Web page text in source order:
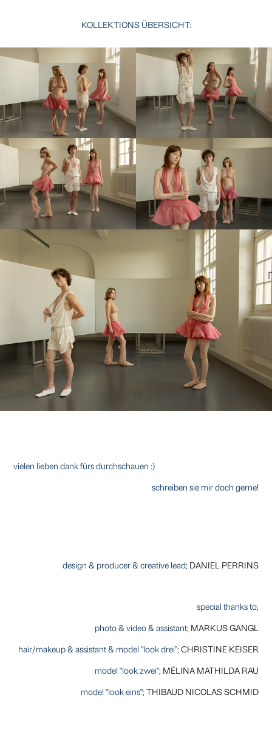
KOLLEKTIONS ÜBERSICHT:
vielen lieben dank fürs durchschauen :)
schreiben sie mir doch gerne!
design & producer & creative lead; DANIEL PERRINS
special thanks to;
photo & video & assistant; MARKUS GANGL
hair/makeup & assistant & model "look drei"; CHRISTINE KEISER
model "look zwei"; MÉLINA MATHILDA RAU
model "look eins"; THIBAUD NICOLAS SCHMID